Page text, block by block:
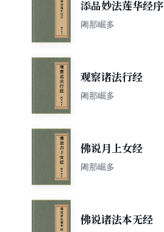
添品妙法莲华经序
阇那崛多
观察诸法行经
阇那崛多
佛说月上女经
阇那崛多
佛说诸法本无经